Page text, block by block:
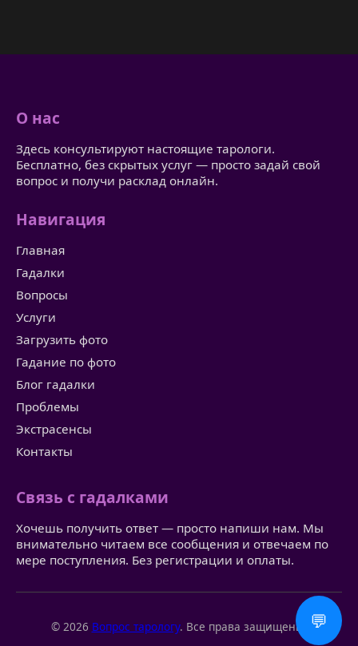
О нас
Здесь консультируют настоящие тарологи.
Бесплатно, без скрытых услуг — просто задай свой
вопрос и получи расклад онлайн.
Навигация
Главная
Гадалки
Вопросы
Услуги
Загрузить фото
Гадание по фото
Блог гадалки
Проблемы
Экстрасенсы
Контакты
Связь с гадалками
Хочешь получить ответ — просто напиши нам. Мы
внимательно читаем все сообщения и отвечаем по
мере поступления. Без регистрации и оплаты.
© 2026 Вопрос тарологу. Все права защищены. 💬